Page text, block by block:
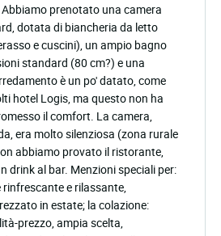
prenotato una camera
dotata di biancheria da letto
e cuscini), un ampio bagno
standard (80 cm?) e una
è un po' datato, come
hotel Logis, ma questo non ha
il comfort. La camera,
era molto silenziosa (zona rurale
abbiamo provato il ristorante,
drink al bar. Menzioni speciali per:
rinfrescante e rilassante,
in estate; la colazione:
prezzo, ampia scelta,